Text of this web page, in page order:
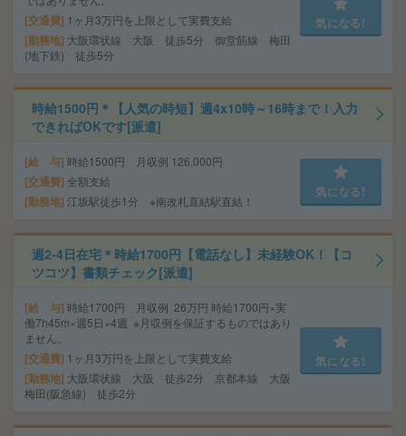
交通費 1ヶ月3万円を上限として実費支給
勤務地 大阪環状線 大阪 徒歩5分 御堂筋線 梅田
(地下鉄) 徒歩5分
気になる!
時給1500円＊【人気の時短】週4x10時～16時まで！入力
できればOKです[派遣]
給 与 時給1500円 月収例 126,000円
交通費 全額支給
勤務地 江坂駅徒歩1分 ※南改札直結駅直結！
気になる!
週2-4日在宅＊時給1700円【電話なし】未経験OK！【コ
ツコツ】書類チェック[派遣]
給 与 時給1700円 月収例 26万円 時給1700円×実
働7h45m×週5日×4週 ※月収例を保証するものではあり
ません。
交通費 1ヶ月3万円を上限として実費支給
勤務地 大阪環状線 大阪 徒歩2分 京都本線 大阪
梅田(阪急線) 徒歩2分
気になる!